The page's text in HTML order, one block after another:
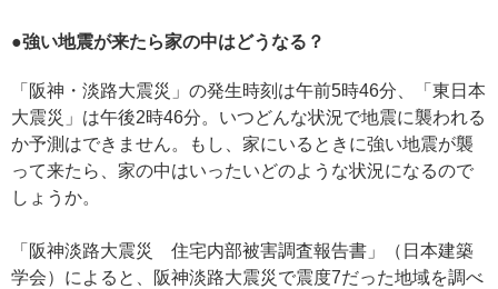
●強い地震が来たら家の中はどうなる？
「阪神・淡路大震災」の発生時刻は午前5時46分、「東日本
大震災」は午後2時46分。いつどんな状況で地震に襲われる
か予測はできません。もし、家にいるときに強い地震が襲
って来たら、家の中はいったいどのような状況になるので
しょうか。
「阪神淡路大震災 住宅内部被害調査報告書」（日本建築
学会）によると、阪神淡路大震災で震度7だった地域を調べ